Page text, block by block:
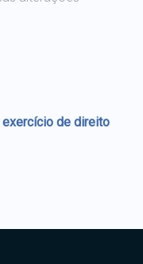
exercício de direito